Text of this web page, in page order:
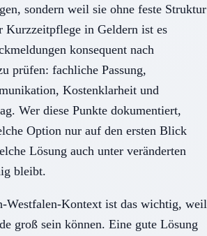
sondern weil sie ohne feste Struktur
Kurzzeitpflege in Geldern ist es
konsequent nach
prüfen: fachliche Passung,
Kostenklarheit und
Wer diese Punkte dokumentiert,
Option nur auf den ersten Blick
Lösung auch unter veränderten
bleibt.
Westfalen-Kontext ist das wichtig, weil
groß sein können. Eine gute Lösung